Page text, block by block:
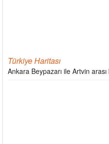
Türkiye Haritası
Ankara Beypazarı ile Artvin